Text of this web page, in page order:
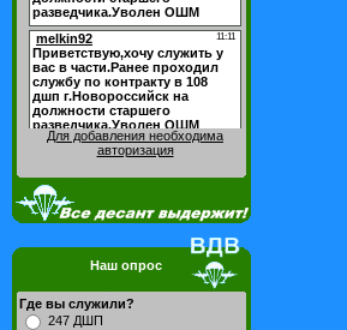
Для добавления необходима
авторизация
Наш опрос
Где вы служили?
247 ДШП